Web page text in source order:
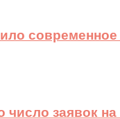
число заявок